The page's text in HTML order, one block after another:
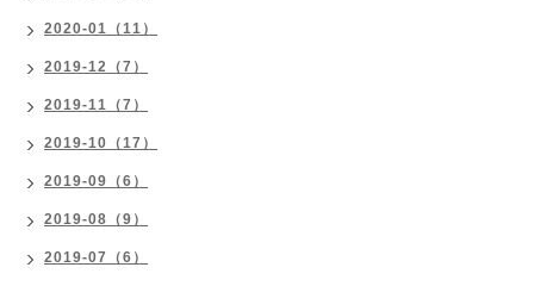
2020-01（11）
2019-12（7）
2019-11（7）
2019-10（17）
2019-09（6）
2019-08（9）
2019-07（6）